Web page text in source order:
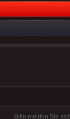
Bitte melden Sie